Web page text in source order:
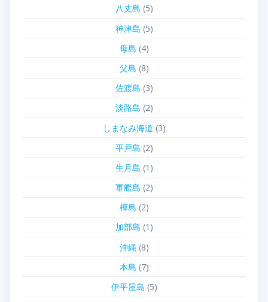
八丈島 (5)
神津島 (5)
母島 (4)
父島 (8)
佐渡島 (3)
淡路島 (2)
しまなみ海道 (3)
平戸島 (2)
生月島 (1)
軍艦島 (2)
樺島 (2)
加部島 (1)
沖縄 (8)
本島 (7)
伊平屋島 (5)